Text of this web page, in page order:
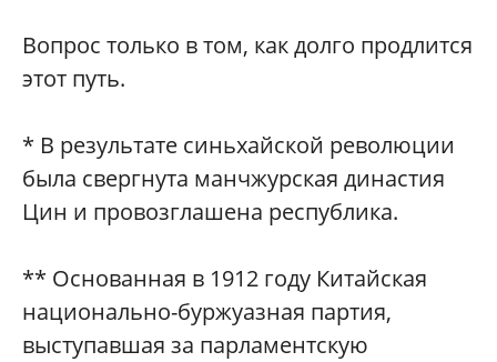
Вопрос только в том, как долго продлится
этот путь.
* В результате синьхайской революции
была свергнута манчжурская династия
Цин и провозглашена республика.
** Основанная в 1912 году Китайская
национально-буржуазная партия,
выступавшая за парламентскую